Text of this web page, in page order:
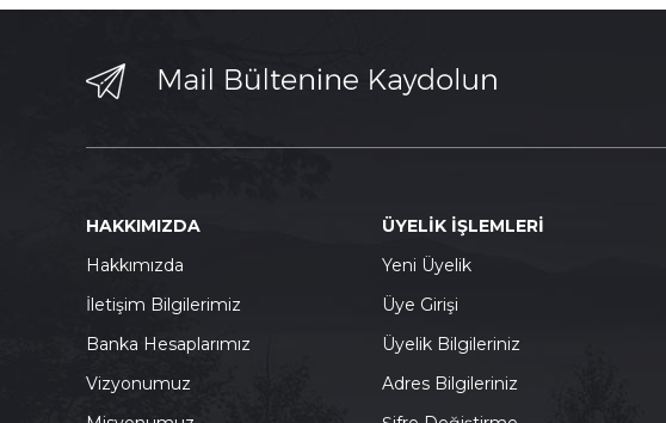
HAKKIMIZDA ÜYELİK İŞLEMLERİ
Hakkımızda
Yeni Üyelik
İletişim Bilgilerimiz
Üye Girişi
Banka Hesaplarımız
Üyelik Bilgileriniz
Vizyonumuz
Adres Bilgileriniz